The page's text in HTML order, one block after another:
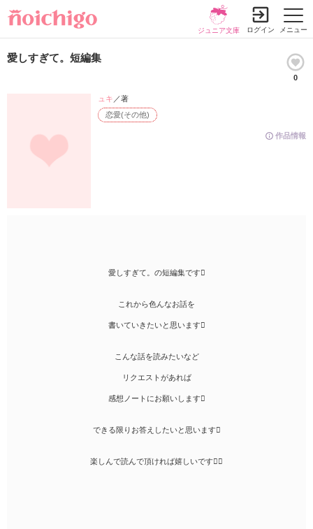
メニュー
ジュニア文庫 ログイン
愛しすぎて。短編集
0
作品情報
恋愛(その他)
ュキ ／著
愛しすぎて。の短編集です
これから色んなお話を
書いていきたいと思います
こんな話を読みたいなど
リクエストがあれば
感想ノートにお願いします
できる限りお答えしたいと思います
楽しんで読んで頂ければ嬉しいです